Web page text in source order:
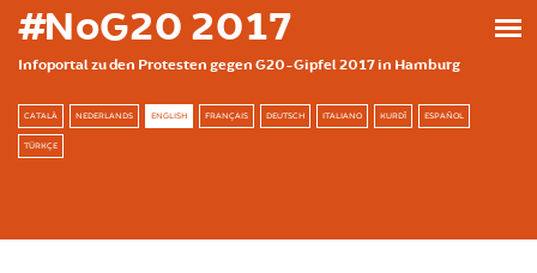
Skip to main content
#NoG20 2017
Infoportal zu den Protesten gegen G20-Gipfel 2017 in Hamburg
CATALÀ NEDERLANDS ENGLISH FRANÇAIS DEUTSCH ITALIANO KURDÎ ESPAÑOL
TÜRKÇE